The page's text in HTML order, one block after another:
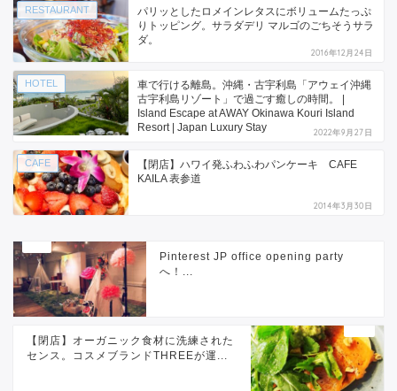
RESTAURANT
パリッとしたロメインレタスにボリュームたっぷ
りトッピング。サラダデリ マルゴのごちそうサラ
ダ。
2016年12月24日
HOTEL
車で行ける離島。沖縄・古宇利島「アウェイ沖縄
古宇利島リゾート」で過ごす癒しの時間。 |
Island Escape at AWAY Okinawa Kouri Island
Resort | Japan Luxury Stay
2022年9月27日
CAFE
【閉店】ハワイ発ふわふわパンケーキ CAFE
KAILA 表参道
2014年3月30日
Pinterest JP office opening party
へ！...
【閉店】オーガニック食材に洗練された
センス。コスメブランドTHREEが運...